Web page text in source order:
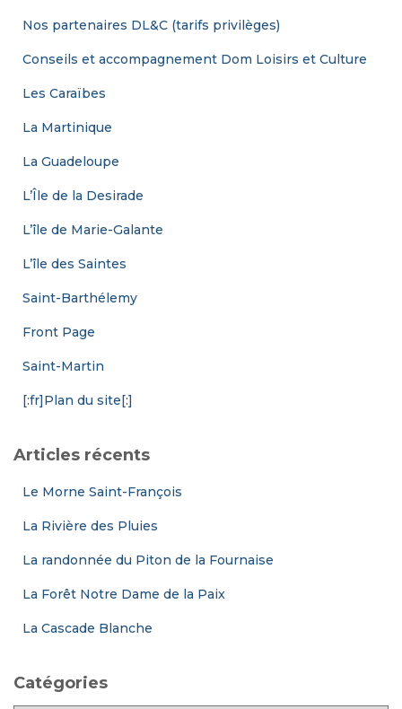
Nos partenaires DL&C (tarifs privilèges)
Conseils et accompagnement Dom Loisirs et Culture
Les Caraïbes
La Martinique
La Guadeloupe
L’Île de la Desirade
L’île de Marie-Galante
L’île des Saintes
Saint-Barthélemy
Front Page
Saint-Martin
[:fr]Plan du site[:]
Articles récents
Le Morne Saint-François
La Rivière des Pluies
La randonnée du Piton de la Fournaise
La Forêt Notre Dame de la Paix
La Cascade Blanche
Catégories